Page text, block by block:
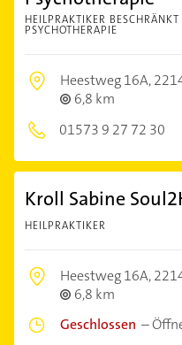
HEILPRAKTIKER
PSYCHOTHERAPIE
Heestweg 16A,
6,8 km
01573 9 27 72 30
Kroll Sabine
HEILPRAKTIKER
Heestweg 16A,
6,8 km
Geschlossen –